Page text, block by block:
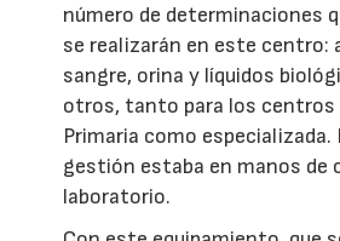
número de determinaciones
se realizarán en este centro:
sangre, orina y líquidos
otros, tanto para los centros
Primaria como especializada.
gestión estaba en manos de
laboratorio.